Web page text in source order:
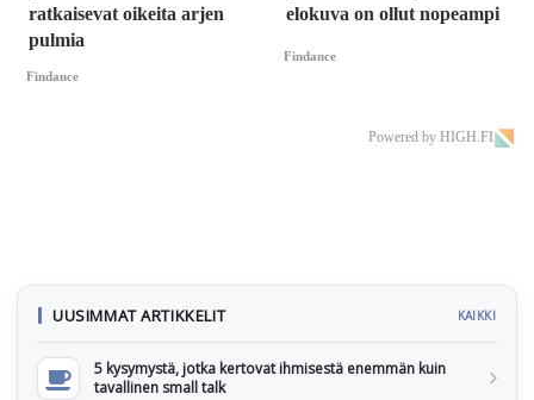
ratkaisevat oikeita arjen
pulmia
Findance
elokuva on ollut nopeampi
Findance
Powered by HIGH.FI
UUSIMMAT ARTIKKELIT KAIKKI
5 kysymystä, jotka kertovat ihmisestä enemmän kuin
tavallinen small talk